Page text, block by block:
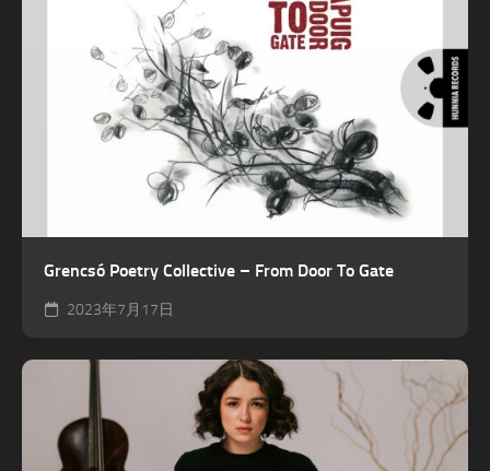
Grencsó Poetry Collective – From Door To Gate
2023年7月17日